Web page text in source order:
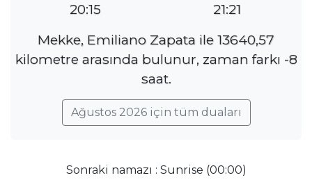
20:15
21:21
Mekke, Emiliano Zapata ile 13640,57
kilometre arasında bulunur, zaman farkı -8
saat.
Ağustos 2026 için tüm duaları
Sonraki namazı : Sunrise (00:00)